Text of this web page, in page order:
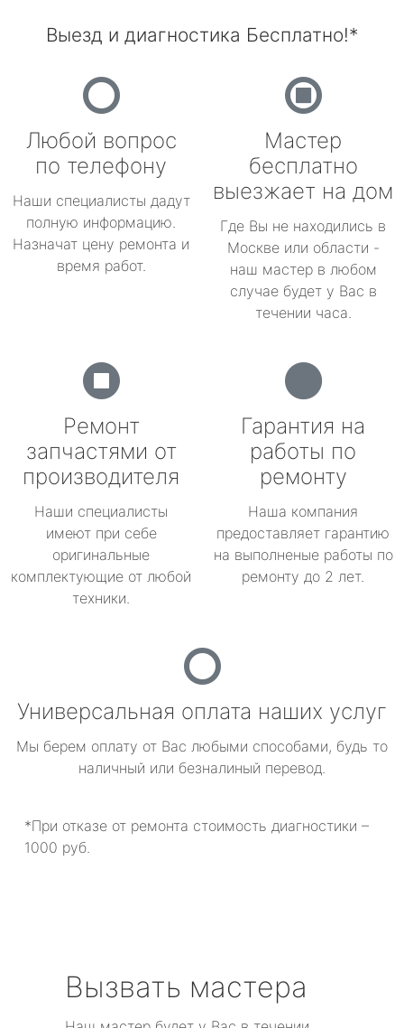
Выезд и диагностика Бесплатно!*
Любой вопрос
по телефону
Наши специалисты дадут
полную информацию.
Назначат цену ремонта и
время работ.
Мастер
бесплатно
выезжает на дом
Где Вы не находились в
Москве или области -
наш мастер в любом
случае будет у Вас в
течении часа.
Ремонт
запчастями от
производителя
Наши специалисты
имеют при себе
оригинальные
комплектующие от любой
техники.
Гарантия на
работы по
ремонту
Наша компания
предоставляет гарантию
на выполненые работы по
ремонту до 2 лет.
Универсальная оплата наших услуг
Мы берем оплату от Вас любыми способами, будь то
наличный или безналиный перевод.
*При отказе от ремонта стоимость диагностики –
1000 руб.
Вызвать мастера